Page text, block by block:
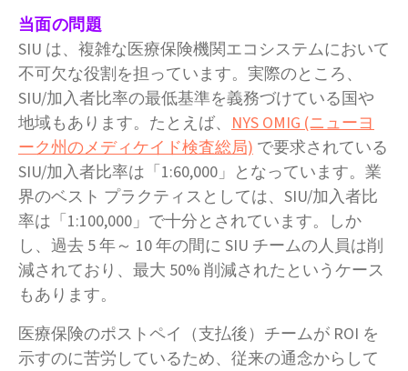
当面の問題
SIU は、複雑な医療保険機関エコシステムにおいて
不可欠な役割を担っています。実際のところ、
SIU/加入者比率の最低基準を義務づけている国や
地域もあります。たとえば、 NYS OMIG (ニューヨ
ーク州のメディケイド検査総局) で要求されている
SIU/加入者比率は「1:60,000」となっています。業
界のベスト プラクティスとしては、SIU/加入者比
率は「1:100,000」で十分とされています。しか
し、過去 5 年～ 10 年の間に SIU チームの人員は削
減されており、最大 50% 削減されたというケース
もあります。
医療保険のポストペイ（支払後）チームが ROI を
示すのに苦労しているため、従来の通念からして